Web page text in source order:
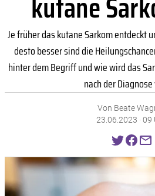
Je früher das kutane Sarkom entdeckt
desto besser sind die
hinter dem Begriff und wie wird das
nach der
Von Beate
23.06.2023 · 09